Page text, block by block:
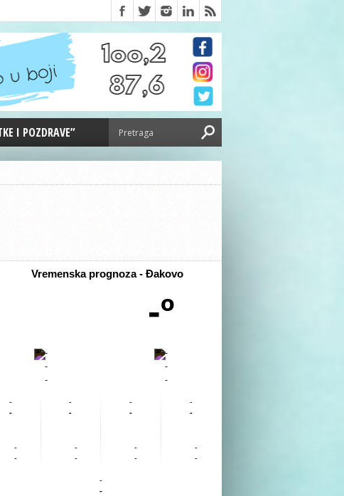
I POZDRAVE”
Vremenska prognoza - Đakovo
-º
-
-
-
-
-
-
-
-
-
-
-
-
-
-
-
-
-
-
-
-
-
-
-
-